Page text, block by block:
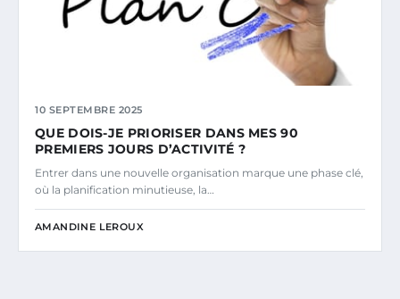
10 SEPTEMBRE 2025
QUE DOIS-JE PRIORISER DANS MES 90
PREMIERS JOURS D’ACTIVITÉ ?
Entrer dans une nouvelle organisation marque une phase clé,
où la planification minutieuse, la…
AMANDINE LEROUX